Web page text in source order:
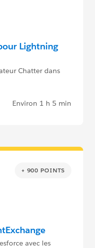
Lightning
Chatter dans
Environ 1 h 5 min
+ 900 POINTS
avec les